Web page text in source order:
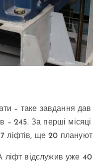
– таке завдання
– 245. За перші
ліфтів, ще 20
ліфт відслужив уже